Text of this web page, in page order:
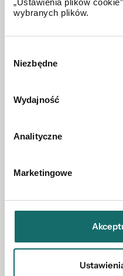
„Ustawienia plików
wybranych plików.
zgody
Niezbędne
Wydajność
Analityczne
Marketingowe